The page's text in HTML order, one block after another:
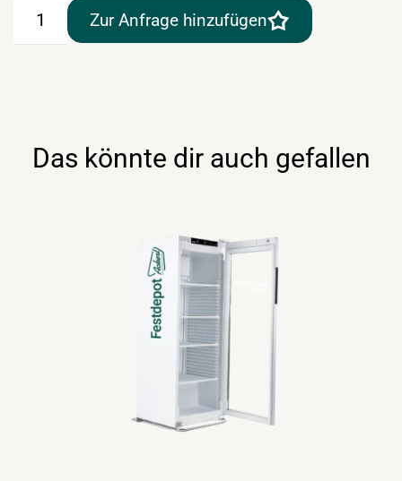
210lt
Zur Anfrage hinzufügen
Das könnte dir auch gefallen